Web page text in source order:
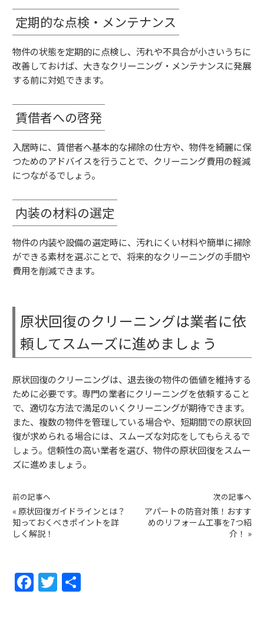
定期的な点検・メンテナンス
物件の状態を定期的に点検し、汚れや不具合が小さいうちに
改善しておけば、大きなクリーニング・メンテナンスに発展
する前に対処できます。
賃借者への啓発
入居時に、賃借者へ基本的な掃除の仕方や、物件を綺麗に保
つためのアドバイスを行うことで、クリーニング費用の軽減
につながるでしょう。
内装の材料の選定
物件の内装や設備の選定時に、汚れにくい材料や簡単に掃除
ができる素材を選ぶことで、将来的なクリーニングの手間や
費用を削減できます。
原状回復のクリーニングは業者に依
頼してスムーズに進めましょう
原状回復のクリーニングは、退去後の物件の価値を維持する
ために必要です。専門の業者にクリーニングを依頼すること
で、適切な方法で満足のいくクリーニングが期待できます。
また、複数の物件を管理している場合や、短期間での原状回
復が求められる場合には、スムーズな対応をしてもらえるで
しょう。信頼性の高い業者を選び、物件の原状回復をスムー
ズに進めましょう。
前の記事へ
« 原状回復ガイドラインとは？
知っておくべきポイントを詳
しく解説！
次の記事へ
アパートの防音対策！おすす
めのリフォーム工事を7つ紹
介！ »
F
a
T
w